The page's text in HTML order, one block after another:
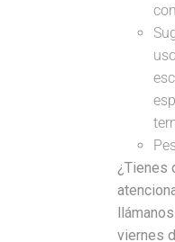
¿Tienes
viernes